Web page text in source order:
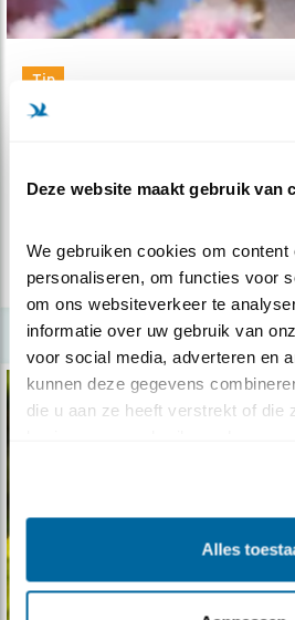
Deze website maakt gebruik van
We gebruiken cookies om content
personaliseren, om functies voor
om ons websiteverkeer te
informatie over uw gebruik van
voor social media, adverteren en
kunnen deze gegevens
die u aan ze heeft verstrekt of die
Alles
Tip
Duiven in de tuin: haters
de tuin.
lees meer